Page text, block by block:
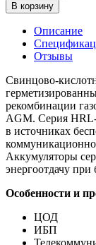
В корзину
Описание
Отзывы
Свинцово-
рекомбинации
AGM. Серия HRL-
в источниках
Аккумуляторы
энергоотдачу
Особенности и
ЦОД
ИБП